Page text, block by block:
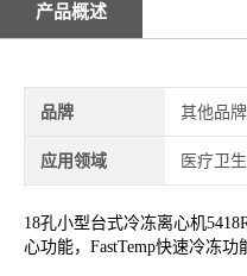
产品概述
品牌 其他品牌
应用领域 医疗卫
18孔小型台式冷冻离心机
心功能，FastTemp快速冷冻功